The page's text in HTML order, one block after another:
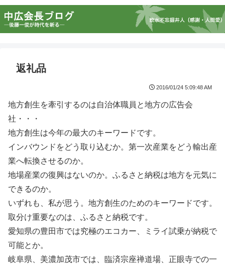
返礼品
2016/01/24 5:09:48 AM
地方創生を牽引するのは自治体職員と地方の広告会
社・・・
地方創生は今年の最大のキーワードです。
インバウンドをどう取り込むか。第一次産業をどう輸出産
業へ転換させるのか。
地場産業の復興はないのか。ふるさと納税は地方を元気に
できるのか。
いずれも、私が思う。地方創生のためのキーワードです。
取分け重要なのは、ふるさと納税です。
愛知県の豊田市では究極のエコカー、ミライ試乗が納税で
可能とか。
岐阜県、美濃加茂市では、臨済宗座禅道場、正眼寺での一